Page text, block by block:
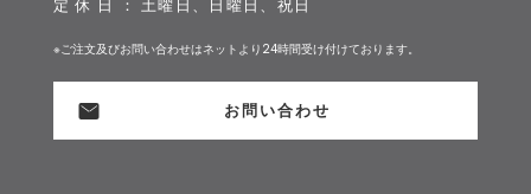
定 休 日 ： 土曜日、日曜日、祝日
※ご注文及びお問い合わせはネットより24時間受け付けております。
お問い合わせ